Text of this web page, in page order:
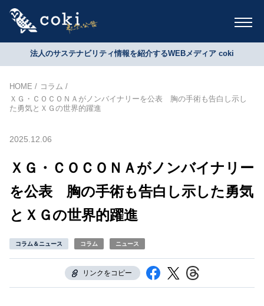
法人のサステナビリティ情報を紹介するWEBメディア coki
HOME
コラム
ＸＧ・ＣＯＣＯＮＡがノンバイナリーを公表 胸の手術も告白し示し
た勇気とＸＧの世界的躍進
2025.12.06
ＸＧ・ＣＯＣＯＮＡがノンバイナリー
を公表 胸の手術も告白し示した勇気
とＸＧの世界的躍進
コラム＆ニュース コラム ニュース
リンクをコピー